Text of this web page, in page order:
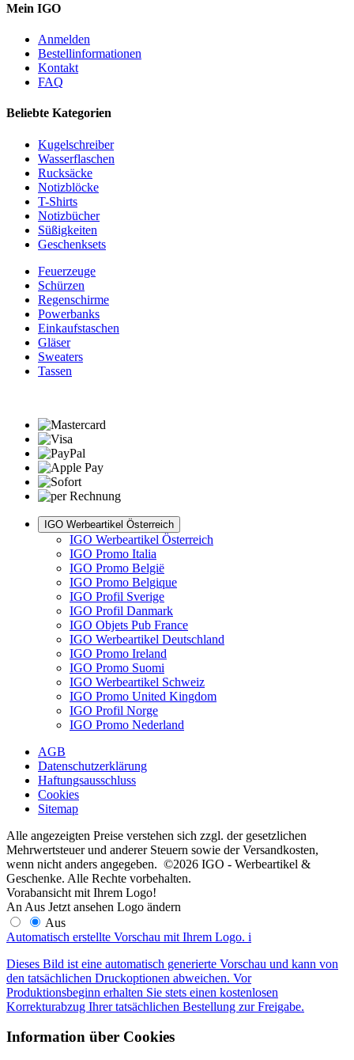
Mein IGO
Anmelden
Bestellinformationen
Kontakt
FAQ
Beliebte Kategorien
Kugelschreiber
Wasserflaschen
Rucksäcke
Notizblöcke
T-Shirts
Notizbücher
Süßigkeiten
Geschenksets
Feuerzeuge
Schürzen
Regenschirme
Powerbanks
Einkaufstaschen
Gläser
Sweaters
Tassen
IGO Werbeartikel Österreich
IGO Werbeartikel Österreich
IGO Promo Italia
IGO Promo België
IGO Promo Belgique
IGO Profil Sverige
IGO Profil Danmark
IGO Objets Pub France
IGO Werbeartikel Deutschland
IGO Promo Ireland
IGO Promo Suomi
IGO Werbeartikel Schweiz
IGO Promo United Kingdom
IGO Profil Norge
IGO Promo Nederland
AGB
Datenschutzerklärung
Haftungsausschluss
Cookies
Sitemap
Alle angezeigten Preise verstehen sich zzgl. der gesetzlichen
Mehrwertsteuer und anderer Steuern sowie der Versandkosten,
wenn nicht anders angegeben. ©2026 IGO - Werbeartikel &
Geschenke. Alle Rechte vorbehalten.
Vorabansicht mit Ihrem Logo!
An Aus Jetzt ansehen Logo ändern
Aus
Automatisch erstellte Vorschau mit Ihrem Logo. i
Dieses Bild ist eine automatisch generierte Vorschau und kann von
den tatsächlichen Druckoptionen abweichen. Vor
Produktionsbeginn erhalten Sie stets einen kostenlosen
Korrekturabzug Ihrer tatsächlichen Bestellung zur Freigabe.
Information über Cookies